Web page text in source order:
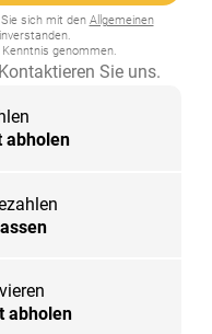
sich mit den Allgemeinen
genommen.
Sie uns.
abholen
abholen